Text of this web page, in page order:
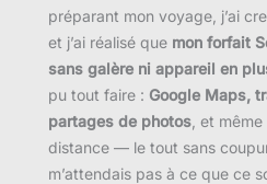
préparant mon voyage, j’ai
et j’ai réalisé que mon forfait
sans galère ni appareil en
pu tout faire : Google Maps,
partages de photos , et
distance — le tout sans
m’attendais pas à ce que ce